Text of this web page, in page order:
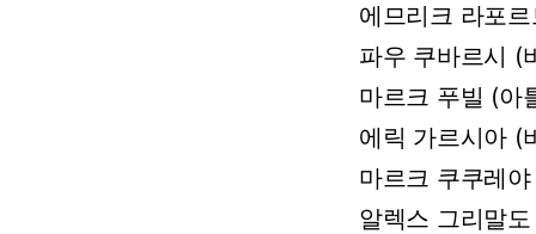
에므리크 라포
파우 쿠바르시 (
마르크 푸빌 (아
에릭 가르시아 (
마르크 쿠쿠레야
알렉스 그리말도